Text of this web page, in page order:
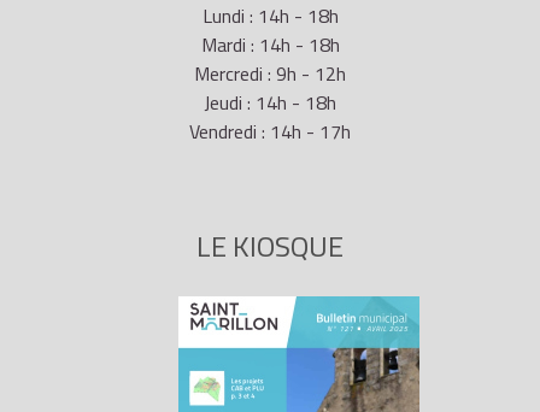
Lundi : 14h - 18h
Mardi : 14h - 18h
Mercredi : 9h - 12h
Jeudi : 14h - 18h
Vendredi : 14h - 17h
LE KIOSQUE